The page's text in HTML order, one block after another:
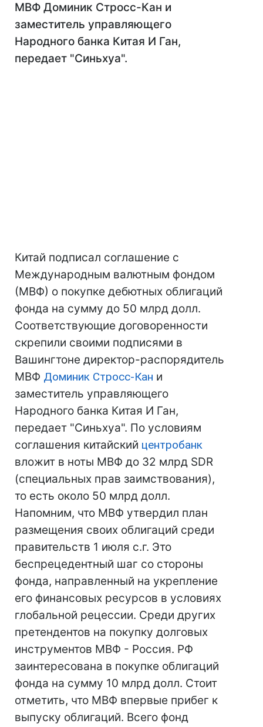
МВФ Доминик Стросс-Кан и
заместитель управляющего
Народного банка Китая И Ган,
передает "Синьхуа".
Китай подписал соглашение с
Международным валютным фондом
(МВФ) о покупке дебютных облигаций
фонда на сумму до 50 млрд долл.
Соответствующие договоренности
скрепили своими подписями в
Вашингтоне директор-распорядитель
МВФ Доминик Стросс-Кан и
заместитель управляющего
Народного банка Китая И Ган,
передает "Синьхуа". По условиям
соглашения китайский центробанк
вложит в ноты МВФ до 32 млрд SDR
(специальных прав заимствования),
то есть около 50 млрд долл.
Напомним, что МВФ утвердил план
размещения своих облигаций среди
правительств 1 июля с.г. Это
беспрецедентный шаг со стороны
фонда, направленный на укрепление
его финансовых ресурсов в условиях
глобальной рецессии. Среди других
претендентов на покупку долговых
инструментов МВФ - Россия. РФ
заинтересована в покупке облигаций
фонда на сумму 10 млрд долл. Стоит
отметить, что МВФ впервые прибег к
выпуску облигаций. Всего фонд